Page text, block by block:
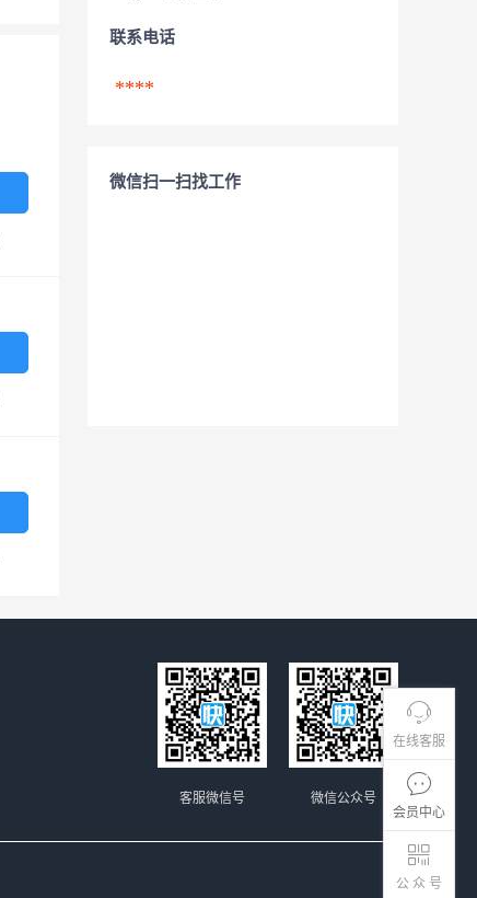
在线客服
会员中心
公 众 号
联系电话
****
微信扫一扫找工作
微信公众号
客服微信号